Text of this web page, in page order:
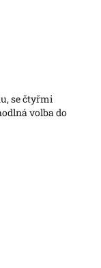
se čtyřmi
volba do